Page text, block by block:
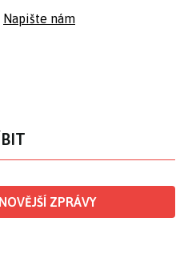
Napište nám
ZPRÁVY